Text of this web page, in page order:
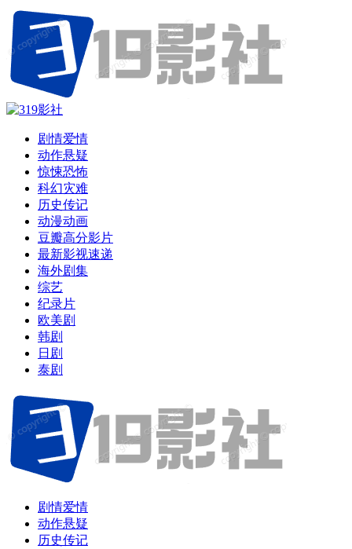
剧情爱情
动作悬疑
惊悚恐怖
科幻灾难
历史传记
动漫动画
豆瓣高分影片
最新影视速递
海外剧集
综艺
纪录片
欧美剧
韩剧
日剧
泰剧
剧情爱情
动作悬疑
历史传记